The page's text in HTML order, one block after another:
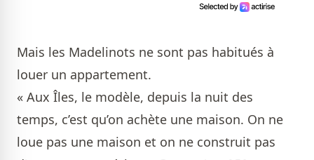
Mais les Madelinots ne sont pas habitués à
louer un appartement.
« Aux Îles, le modèle, depuis la nuit des
temps, c’est qu’on achète une maison. On ne
loue pas une maison et on ne construit pas